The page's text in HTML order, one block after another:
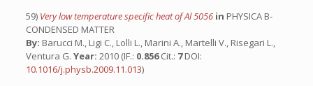
59) Very low temperature specific heat of Al 5056 in PHYSICA B-
CONDENSED MATTER
By: Barucci M., Ligi C., Lolli L., Marini A., Martelli V., Risegari L.,
Ventura G. Year: 2010 (IF.: 0.856Cit.: 7DOI:
10.1016/j.physb.2009.11.013)